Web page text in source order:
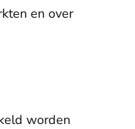
en over
worden